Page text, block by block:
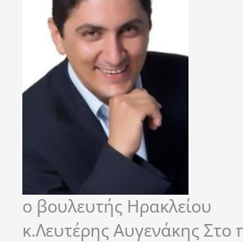
ο βουλευτής Ηρακλείου
κ.Λευτέρης ΑυγενάκηςΣτο